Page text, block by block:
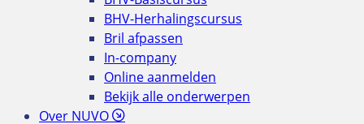
BHV-Herhalingscursus
Bril afpassen
In-company
Online aanmelden
Bekijk alle onderwerpen
Over NUVO